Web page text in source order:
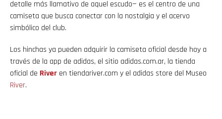
detalle más llamativo de aquel escudo— es el centro de una
camiseta que busca conectar con la nostalgia y el acervo
simbólico del club.
Los hinchas ya pueden adquirir la camiseta oficial desde hoy a
través de la app de adidas, el sitio adidas.com.ar, la tienda
oficial de River en tiendariver.com y el adidas store del Museo
River.